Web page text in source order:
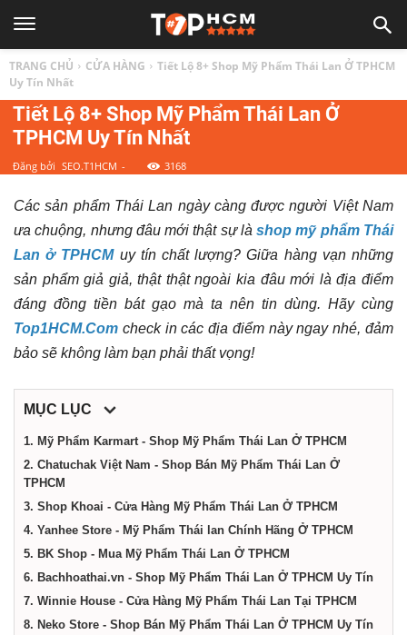
1
HCM
Top
địa
điểm,
dịch
vụ
tại
Thành
phố
TRANG CHỦ CỬA HÀNG
Tiết Lộ 8+ Shop Mỹ Phẩm Thái Lan Ở TPHCM
Uy Tín Nhất
Tiết Lộ 8+ Shop Mỹ Phẩm Thái Lan Ở
TPHCM Uy Tín Nhất
Đăng bởi SEO.T1HCM - 3168
Các sản phẩm Thái Lan ngày càng được người Việt Nam
ưa chuộng, nhưng đâu mới thật sự làshop mỹ phẩm Thái
Lan ở TPHCMuy tín chất lượng? Giữa hàng vạn những
sản phẩm giả giả, thật thật ngoài kia đâu mới là địa điểm
đáng đồng tiền bát gạo mà ta nên tin dùng. Hãy cùng
Top1HCM.Com check in các địa điểm này ngay nhé, đảm
bảo sẽ không làm bạn phải thất vọng!
MỤC LỤC
1. Mỹ Phẩm Karmart - Shop Mỹ Phẩm Thái Lan Ở TPHCM
2. Chatuchak Việt Nam - Shop Bán Mỹ Phẩm Thái Lan Ở
TPHCM
3. Shop Khoai - Cửa Hàng Mỹ Phẩm Thái Lan Ở TPHCM
4. Yanhee Store - Mỹ Phẩm Thái lan Chính Hãng Ở TPHCM
5. BK Shop - Mua Mỹ Phẩm Thái Lan Ở TPHCM
6. Bachhoathai.vn - Shop Mỹ Phẩm Thái Lan Ở TPHCM Uy Tín
7. Winnie House - Cửa Hàng Mỹ Phẩm Thái Lan Tại TPHCM
8. Neko Store - Shop Bán Mỹ Phẩm Thái Lan Ở TPHCM Uy Tín